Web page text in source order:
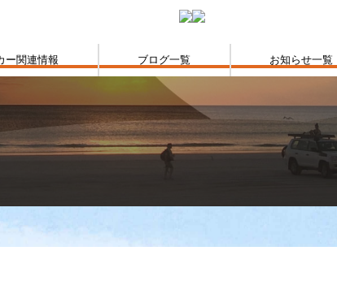
ー関連情報 ブログ一覧 お知らせ一覧